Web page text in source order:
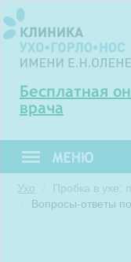
Бесплатная
врача
Ухо
Пробка в ухе:
Вопросы-ответы